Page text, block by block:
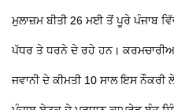
ਮੁਲਾਜ਼ਮ ਬੀਤੀ 26 ਮਈ ਤੋਂ ਪੂਰੇ ਪੰਜਾਬ
ਪੱਧਰ ਤੇ ਧਰਨੇ ਦੇ ਰਹੇ ਹਨ।
ਜਵਾਨੀ ਦੇ ਕੀਮਤੀ 10 ਸਾਲ ਇਸ ਨੌਕਰੀ